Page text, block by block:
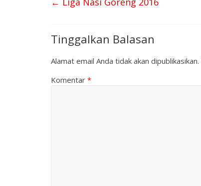
Tinggalkan Balasan
Alamat email Anda tidak akan dipublikasikan.
Komentar *